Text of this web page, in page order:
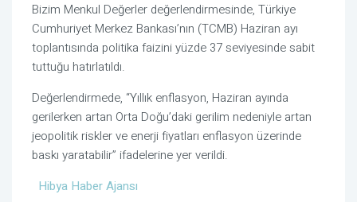
Bizim Menkul Değerler değerlendirmesinde, Türkiye
Cumhuriyet Merkez Bankası’nın (TCMB) Haziran ayı
toplantısında politika faizini yüzde 37 seviyesinde sabit
tuttuğu hatırlatıldı.
Değerlendirmede, “Yıllık enflasyon, Haziran ayında
gerilerken artan Orta Doğu’daki gerilim nedeniyle artan
jeopolitik riskler ve enerji fiyatları enflasyon üzerinde
baskı yaratabilir” ifadelerine yer verildi.
Hibya Haber Ajansı